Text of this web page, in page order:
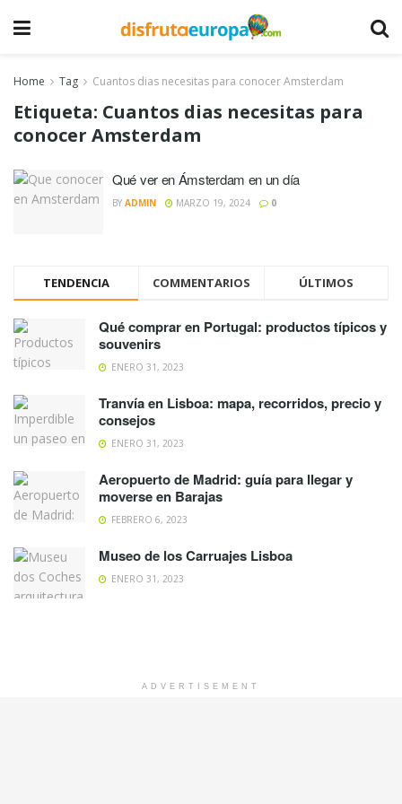
Home Tag Cuantos dias necesitas para conocer Amsterdam
Etiqueta: Cuantos dias necesitas para
conocer Amsterdam
Qué ver en Ámsterdam en un día
BY ADMIN MARZO 19, 2024 0
TENDENCIA COMMENTARIOS ÚLTIMOS
Qué comprar en Portugal: productos típicos y
souvenirs
ENERO 31, 2023
Tranvía en Lisboa: mapa, recorridos, precio y
consejos
ENERO 31, 2023
Aeropuerto de Madrid: guía para llegar y
moverse en Barajas
FEBRERO 6, 2023
Museo de los Carruajes Lisboa
ENERO 31, 2023
ADVERTISEMENT